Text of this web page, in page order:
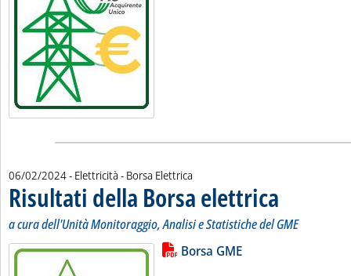
06/02/2024- Elettricità - Borsa Elettrica
Risultati della Borsa elettrica
a cura dell'Unità Monitoraggio, Analisi e Statistiche del GME
Leggi tutta la notizia: 'Risultati
Lista allegati PDF alla notizia
Borsa GME